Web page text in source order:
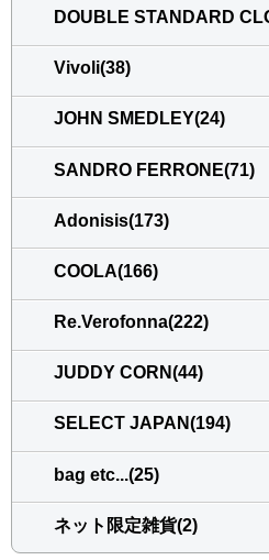
DOUBLE STANDARD
Vivoli(38)
JOHN SMEDLEY(24)
SANDRO FERRONE(71)
Adonisis(173)
COOLA(166)
Re.Verofonna(222)
JUDDY CORN(44)
SELECT JAPAN(194)
bag etc...(25)
ネット限定雑貨(2)